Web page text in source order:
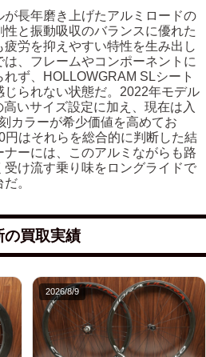
長年磨き上げたアルミロードの
と振動吸収のバランスに優れた
労を抑えやすい特性を生み出し
、フレームやコンポーネントに
ず、HOLLOWGRAM SLシート
られない状態だ。2022年モデル
いサイズ設定に加え、現在は入
カラーが希少価値を高めてお
円はそれらを総合的に判断した結
ーには、このアルミながらも路
け流す乗り味をロングライドで
。
の買取実績
2026/8/9